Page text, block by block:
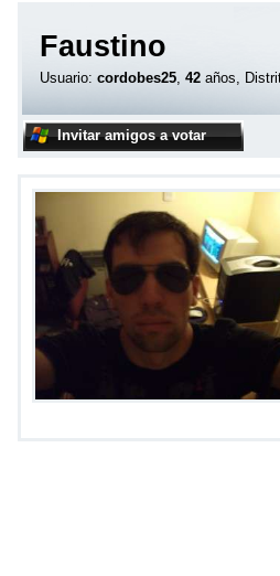
Faustino
Usuario: cordobes25, 42 años,
Invitar amigos a votar